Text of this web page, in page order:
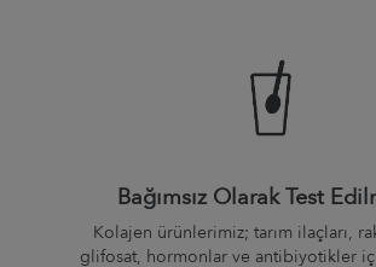
Bağımsız Olarak Test
Kolajen ürünlerimiz; tarım ilaçları,
glifosat, hormonlar ve antibiyotikler